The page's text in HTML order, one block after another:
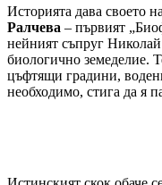
Историята дава своето
Ралчева – първият
нейният съпруг Николай
биологично земеделие.
цъфтящи градини,
необходимо, стига да я